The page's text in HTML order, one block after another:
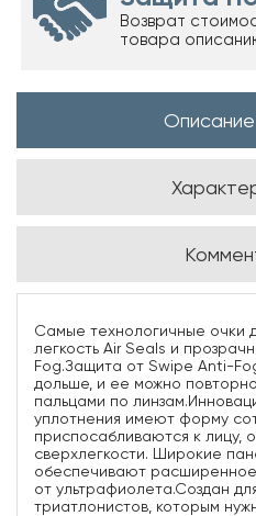
Возврат
товара
Самые технологичные очки
легкость Air Seals и
Fog.Защита от Swipe Anti-
дольше, и ее можно
пальцами по
уплотнения имеют форму
приспосабливаются к лицу,
сверхлегкости. Широкие
обеспечивают
от ультрафиолета.Создан
триатлонистов, которым